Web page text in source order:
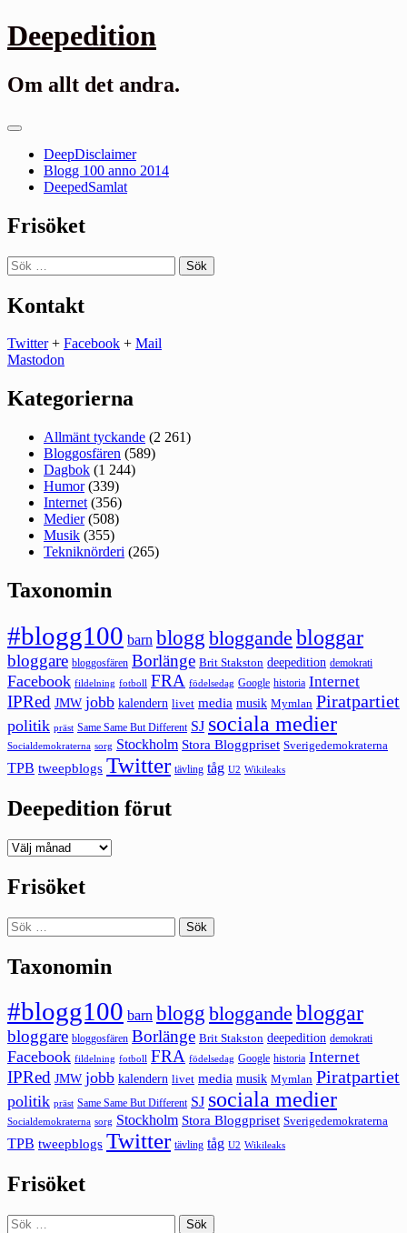
Gå
till
Deepedition
Om allt det andra.
Primär
DeepDisclaimer
Blogg 100 anno 2014
DeepedSamlat
Frisöket
Sök
efter:
Kontakt
Twitter+ Facebook + Mail
Mastodon
Kategorierna
Allmänt tyckande (2 261)
Bloggosfären (589)
Dagbok (1 244)
Humor(339)
Internet (356)
Medier(508)
Musik (355)
Tekniknörderi (265)
Taxonomin
#blogg100 barn blogg bloggande bloggar
bloggare bloggosfären Borlänge Brit Stakston deepedition demokrati
Facebook fildelning fotboll FRA födelsedag Google historia Internet
IPRed JMW jobb kalendern livet media musik Mymlan Piratpartiet
politik präst Same Same But Different SJ sociala medier
Socialdemokraterna sorg Stockholm Stora Bloggpriset Sverigedemokraterna
TPB tweepblogs Twitter tävling tåg U2 Wikileaks
Deepedition förut
Deepedition
Frisöket
Sök
efter:
Taxonomin
#blogg100 barn blogg bloggande bloggar
bloggare bloggosfären Borlänge Brit Stakston deepedition demokrati
Facebook fildelning fotboll FRA födelsedag Google historia Internet
IPRed JMW jobb kalendern livet media musik Mymlan Piratpartiet
politik präst Same Same But Different SJ sociala medier
Socialdemokraterna sorg Stockholm Stora Bloggpriset Sverigedemokraterna
TPB tweepblogs Twitter tävling tåg U2 Wikileaks
Frisöket
Sök